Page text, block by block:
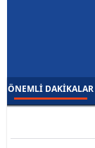
ÖNEMLI DAKIKALAR